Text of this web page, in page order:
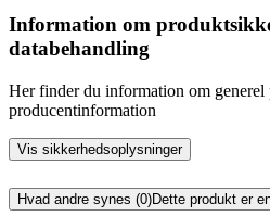
Information om
databehandling
Her finder du information om
producentinformation
Vis sikkerhedsoplysninger
Hvad andre synes (0)Dette produkt er